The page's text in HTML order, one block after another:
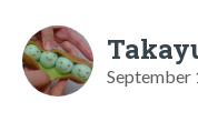
September